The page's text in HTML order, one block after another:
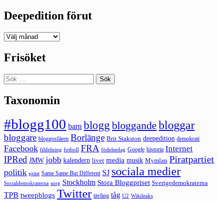
Deepedition förut
Deepedition
Frisöket
Sök
efter:
Taxonomin
#blogg100 barn blogg bloggande bloggar
bloggare bloggosfären Borlänge Brit Stakston deepedition demokrati
Facebook fildelning fotboll FRA födelsedag Google historia Internet
IPRed JMW jobb kalendern livet media musik Mymlan Piratpartiet
politik präst Same Same But Different SJ sociala medier
Socialdemokraterna sorg Stockholm Stora Bloggpriset Sverigedemokraterna
TPB tweepblogs Twitter tävling tåg U2 Wikileaks